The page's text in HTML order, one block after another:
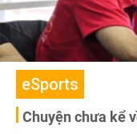
eSports
Chuyện chưa kể